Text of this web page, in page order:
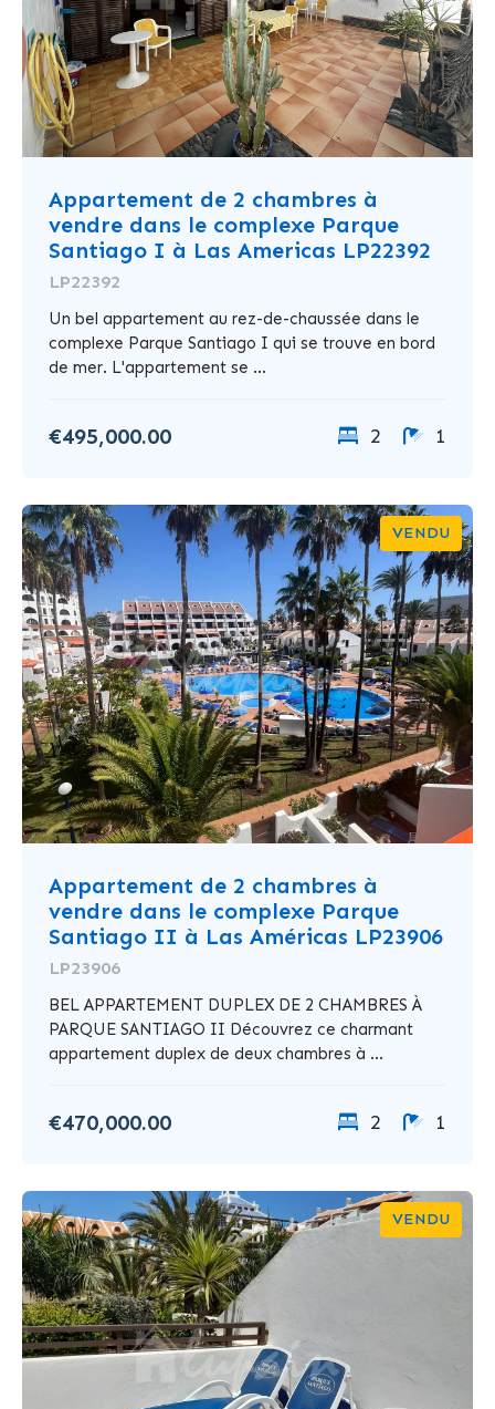
Appartement de 2 chambres à
vendre dans le complexe Parque
Santiago I à Las Americas LP22392
LP22392
Un bel appartement au rez-de-chaussée dans le
complexe Parque Santiago I qui se trouve en bord
de mer. L'appartement se ...
€495,000.00 2 1
VENDU
Appartement de 2 chambres à
vendre dans le complexe Parque
Santiago II à Las Américas LP23906
LP23906
BEL APPARTEMENT DUPLEX DE 2 CHAMBRES À
PARQUE SANTIAGO II Découvrez ce charmant
appartement duplex de deux chambres à ...
€470,000.00 2 1
VENDU